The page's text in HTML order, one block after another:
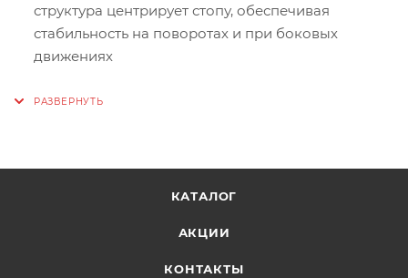
структура центрирует стопу, обеспечивая
стабильность на поворотах и при боковых
движениях
предотвращает развязывание и сохраняет
естественному биомеханическому бегу
Светоотражающие элементы:
КАТАЛОГ
АКЦИИ
КОНТАКТЫ